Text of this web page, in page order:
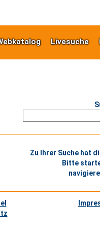
Livesuche
Zu Ihrer Suche hat
Bitte